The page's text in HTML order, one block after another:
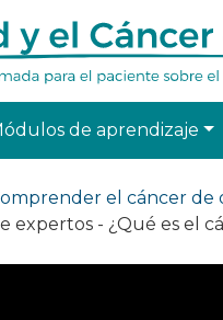
de aprendizaje
el cáncer de
expertos - ¿Qué es el